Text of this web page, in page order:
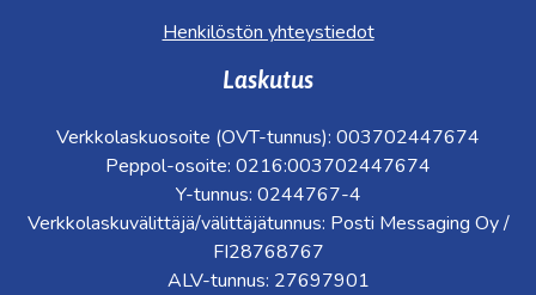
Henkilöstön yhteystiedot
Laskutus
Verkkolaskuosoite (OVT-tunnus): 003702447674
Peppol-osoite: 0216:003702447674
Y-tunnus: 0244767-4
Verkkolaskuvälittäjä/välittäjätunnus: Posti Messaging Oy /
FI28768767
ALV-tunnus: 27697901